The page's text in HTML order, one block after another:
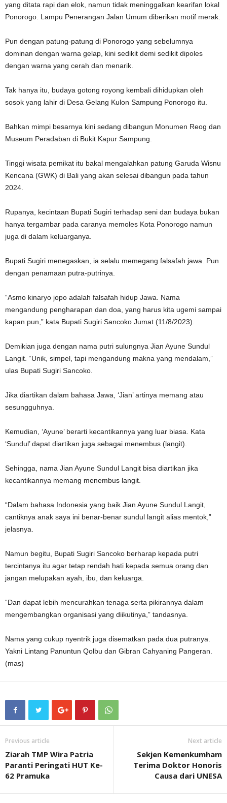
yang ditata rapi dan elok, namun tidak meninggalkan kearifan lokal
Ponorogo. Lampu Penerangan Jalan Umum diberikan motif merak.
Pun dengan patung-patung di Ponorogo yang sebelumnya
dominan dengan warna gelap, kini sedikit demi sedikit dipoles
dengan warna yang cerah dan menarik.
Tak hanya itu, budaya gotong royong kembali dihidupkan oleh
sosok yang lahir di Desa Gelang Kulon Sampung Ponorogo itu.
Bahkan mimpi besarnya kini sedang dibangun Monumen Reog dan
Museum Peradaban di Bukit Kapur Sampung.
Tinggi wisata pemikat itu bakal mengalahkan patung Garuda Wisnu
Kencana (GWK) di Bali yang akan selesai dibangun pada tahun
2024.
Rupanya, kecintaan Bupati Sugiri terhadap seni dan budaya bukan
hanya tergambar pada caranya memoles Kota Ponorogo namun
juga di dalam keluarganya.
Bupati Sugiri menegaskan, ia selalu memegang falsafah jawa. Pun
dengan penamaan putra-putrinya.
“Asmo kinaryo jopo adalah falsafah hidup Jawa. Nama
mengandung pengharapan dan doa, yang harus kita ugemi sampai
kapan pun,” kata Bupati Sugiri Sancoko Jumat (11/8/2023).
Demikian juga dengan nama putri sulungnya Jian Ayune Sundul
Langit. “Unik, simpel, tapi mengandung makna yang mendalam,”
ulas Bupati Sugiri Sancoko.
Jika diartikan dalam bahasa Jawa, ‘Jian’ artinya memang atau
sesungguhnya.
Kemudian, ‘Ayune’ berarti kecantikannya yang luar biasa. Kata
‘Sundul’ dapat diartikan juga sebagai menembus (langit).
Sehingga, nama Jian Ayune Sundul Langit bisa diartikan jika
kecantikannya memang menembus langit.
“Dalam bahasa Indonesia yang baik Jian Ayune Sundul Langit,
cantiknya anak saya ini benar-benar sundul langit alias mentok,”
jelasnya.
Namun begitu, Bupati Sugiri Sancoko berharap kepada putri
tercintanya itu agar tetap rendah hati kepada semua orang dan
jangan melupakan ayah, ibu, dan keluarga.
“Dan dapat lebih mencurahkan tenaga serta pikirannya dalam
mengembangkan organisasi yang diikutinya,” tandasnya.
Nama yang cukup nyentrik juga disematkan pada dua putranya.
Yakni Lintang Panuntun Qolbu dan Gibran Cahyaning Pangeran.
(mas)
Previous article
Ziarah TMP Wira Patria
Paranti Peringati HUT Ke-
62 Pramuka
Next article
Sekjen Kemenkumham
Terima Doktor Honoris
Causa dari UNESA